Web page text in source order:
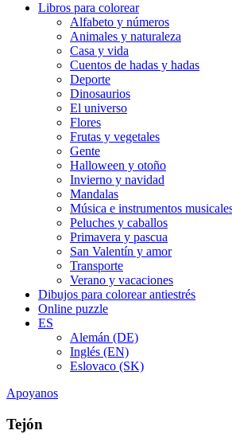
Libros para colorear
Alfabeto y números
Animales y naturaleza
Casa y vida
Cuentos de hadas y hadas
Deporte
Dinosaurios
El universo
Flores
Frutas y vegetales
Gente
Halloween y otoño
Invierno y navidad
Mandalas
Música e instrumentos
Peluches y caballos
Primavera y pascua
San Valentín y amor
Transporte
Verano y vacaciones
Dibujos para colorear antiestrés
Online puzzle
ES
Alemán (DE)
Inglés (EN)
Eslovaco (SK)
Apoyanos
Tejón